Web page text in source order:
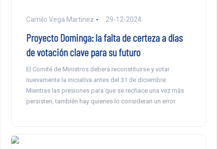
Camilo Vega Martinez 29-12-2024
Proyecto Dominga: la falta de certeza a días
de votación clave para su futuro
El Comité de Ministros deberá reconstituirse y votar
nuevamente la iniciativa antes del 31 de diciembre.
Mientras las presiones para que se rechace una vez más
persisten, también hay quienes lo consideran un error.